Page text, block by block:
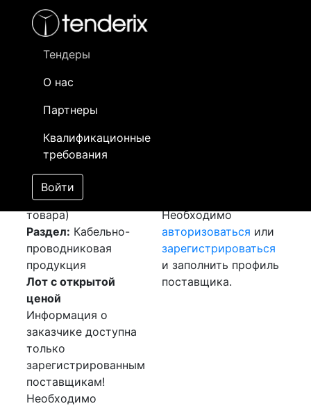
Тендеры
О нас
Партнеры
Квалификационные
требования
Войти
- активный лот
- сохраненный лот (не опубликован)
Закупка: Кабель
[Завершен]
Победитель выбран
Лот №:2608
АУКЦИОН (покупка
товара)
Раздел: Кабельно-
проводниковая
продукция
Лот с открытой
ценой
Информация о
заказчике доступна
только
зарегистрированным
поставщикам!
Необходимо
Необходимо
авторизоваться или
зарегистрироваться
и заполнить профиль
поставщика.